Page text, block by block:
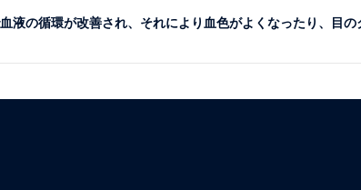
液の循環が改善され、それにより血色がよくなったり、目の